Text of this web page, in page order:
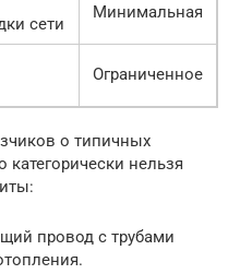
сети
Минимальная
Ограниченное
о типичных
категорически нельзя
провод с трубами